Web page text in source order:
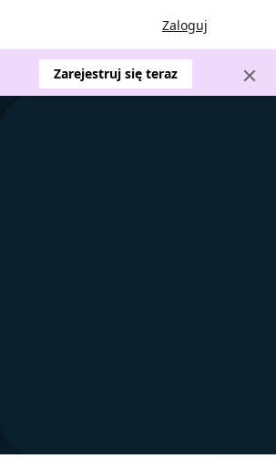
Zaloguj
Zarejestruj się teraz